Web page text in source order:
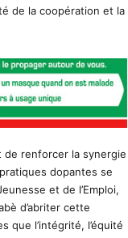
de la coopération et la
de renforcer la synergie
dopantes se
et de l’Emploi,
d’abriter cette
que l’intégrité, l’équité